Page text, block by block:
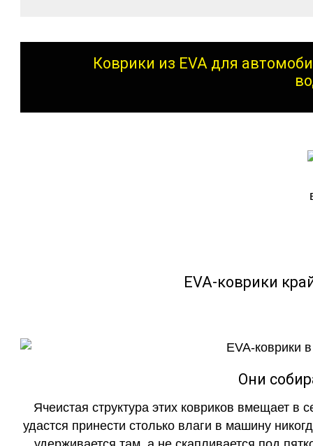
Коврики из EVA для
EVA-коврики
Они
Ячеистая структура этих ковриков вмещает в
удастся принести столько влаги в машину